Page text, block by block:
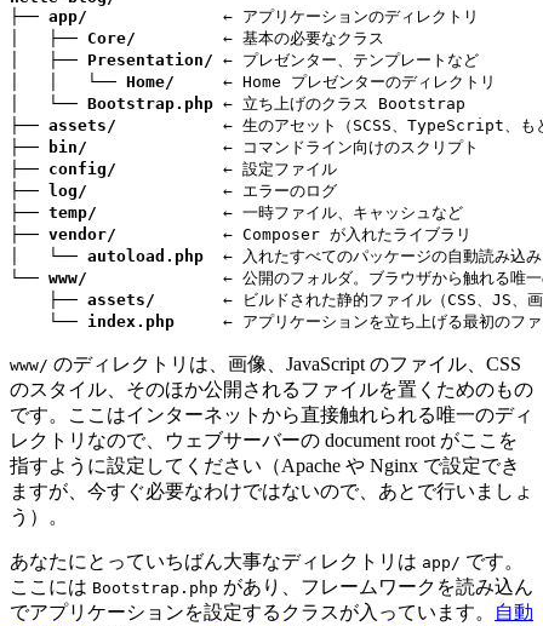
├── app/
              ← アプリケーションのディレクトリ
│   ├── Core/
         ← 基本の必要なクラス
│   ├── Presentation/ ← プレゼンター、テンプレートなど
│   │   └── Home/
     ← Home プレゼンターのディレクトリ
│   └── Bootstrap.php ← 立ち上げのクラス Bootstrap
├── assets/
← 生のアセット（SCSS、TypeScript、も
├──
bin/
              ← コマンドライン向けのスクリプト
├── config/
           ← 設定ファイル
├──
log/
              ← エラーのログ
├── temp/
             ← 一時ファイル、キャッシュなど
├── vendor/
           ← Composer が入れたライブラリ
│   └── autoload.php
  ← 入れたすべてのパッケージの自動読み込み
└── www/
← 公開のフォルダ。ブラウザから触れる唯一
    ├──
assets/
← ビルドされた静的ファイル（CSS、JS、
    └──
index.php
← アプリケーションを立ち上げる最初のフ
www/ のディレクトリは、画像、JavaScript のファイル、CSS
のスタイル、そのほか公開されるファイルを置くためのもの
です。ここはインターネットから直接触れられる唯一のディ
レクトリなので、ウェブサーバーの document root がここを
指すように設定してください（Apache や Nginx で設定でき
ますが、今すぐ必要なわけではないので、あとで行いましょ
う）。
あなたにとっていちばん大事なディレクトリは app/ です。
ここには Bootstrap.php があり、フレームワークを読み込ん
でアプリケーションを設定するクラスが入っています。
自動